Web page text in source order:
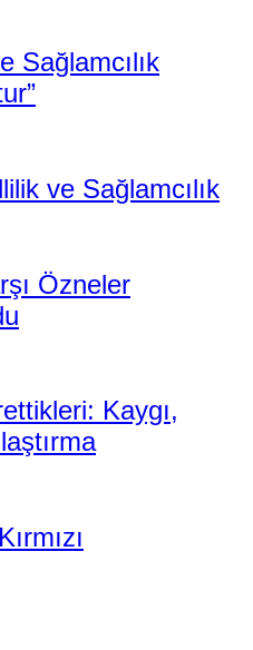
Sağlamcılık
ve Sağlamcılık
Özneler
Kaygı,